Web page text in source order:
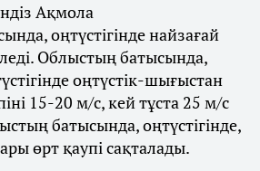
Ақмола
оңтүстігінде найзағай
Облыстың батысында,
оңтүстік-шығыстан
15-20 м/с, кей тұста 25 м/с
батысында, оңтүстігінде,
өрт қаупі сақталады.